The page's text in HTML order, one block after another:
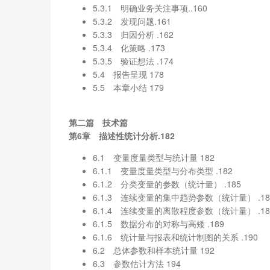
5.3.1 明确业务关注事项..160
5.3.2 发现问题.161
5.3.3 归因分析 .162
5.3.4 化策略 .173
5.3.5 验证想法 .174
5.4 报告呈现 178
5.5 本章小结 179
第二篇 技术篇
第6章 描述性统计分析.182
6.1 变量度量类型与统计量 182
6.1.1 变量度量类型与分布类型 .182
6.1.2 分类变量的参数（统计量） .185
6.1.3 连续变量的集中趋势参数（统计量）
6.1.4 连续变量的离散程度参数（统计量）
6.1.5 数据分布的对称与高矮 .189
6.1.6 统计量与报表和统计制图的关系 .190
6.2 总体参数和样本统计量 192
6.3 参数估计方法 194